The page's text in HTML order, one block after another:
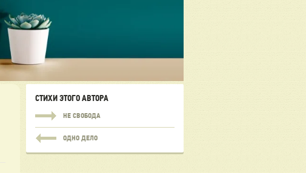
СТИХИ ЭТОГО АВТОРА
НЕ СВОБОДА
ОДНО ДЕЛО